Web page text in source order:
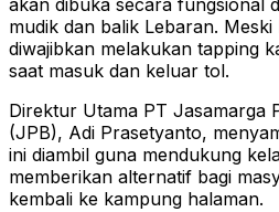
akan dibuka secara fungsional
mudik dan balik Lebaran.
diwajibkan melakukan tapping
saat masuk dan keluar tol.
Direktur Utama PT Jasamarga
(JPB), Adi Prasetyanto,
ini diambil guna mendukung
memberikan alternatif bagi
kembali ke kampung halaman.